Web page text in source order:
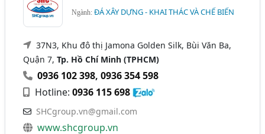
Ngành:ĐÁ XÂY DỰNG - KHAI THÁC VÀ CHẾ BIẾN
37N3, Khu đô thị Jamona Golden Silk, Bùi Văn Ba,
Quận 7,Tp. Hồ Chí Minh (TPHCM)
0936 102 398,0936 354 598
Hotline:0936 115 698
SHCgroup.vn@gmail.com
www.shcgroup.vn